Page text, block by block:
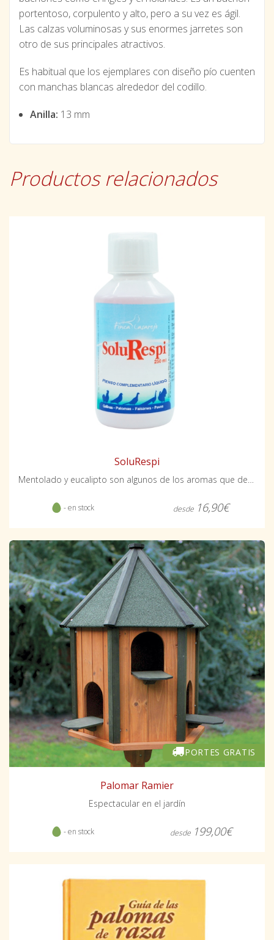
portentoso, corpulento y alto, pero a su vez es ágil.
Las calzas voluminosas y sus enormes jarretes son
otro de sus principales atractivos.
Es habitual que los ejemplares con diseño pío cuenten
con manchas blancas alrededor del codillo.
Anilla: 13 mm
Productos relacionados
SoluRespi
- en stock desde 16,90€
PORTES GRATIS
Palomar Ramier
Espectacular en el jardín
- en stock desde 199,00€